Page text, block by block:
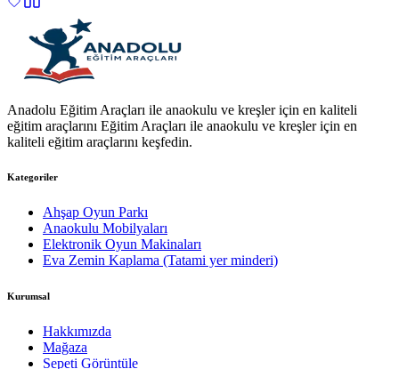
Anadolu Eğitim Araçları ile anaokulu ve kreşler için en kaliteli
eğitim araçlarını Eğitim Araçları ile anaokulu ve kreşler için en
kaliteli eğitim araçlarını keşfedin.
Kategoriler
Ahşap Oyun Parkı
Anaokulu Mobilyaları
Elektronik Oyun Makinaları
Eva Zemin Kaplama (Tatami yer minderi)
Kurumsal
Hakkımızda
Mağaza
Sepeti Görüntüle